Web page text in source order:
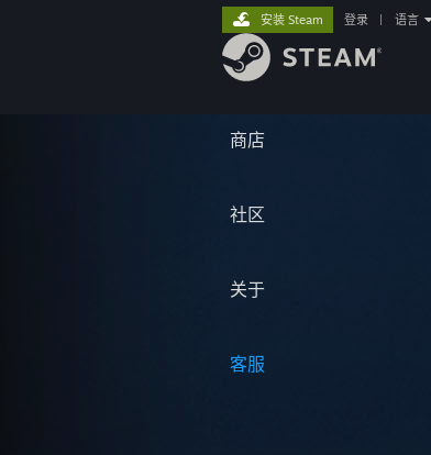
商店
社区
关于
客服
安装 Steam 登录 语言